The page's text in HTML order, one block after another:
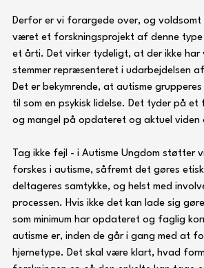
Derfor er vi forargede over, og
været et forskningsprojekt af denne type
et årti. Det virker tydeligt, at der ikke
stemmer repræsenteret i udarbejdelsen
Det er bekymrende, at autisme
til som en psykisk lidelse. Det tyder på
og mangel på opdateret og aktuel viden
Tag ikke fejl - i Autisme Ungdom støtter
forskes i autisme, såfremt det gøres
deltageres samtykke, og helst med
processen. Hvis ikke det kan lade sig
som minimum har opdateret og faglig
autisme er, inden de går i gang med at
hjernetype. Det skal være klart, hvad